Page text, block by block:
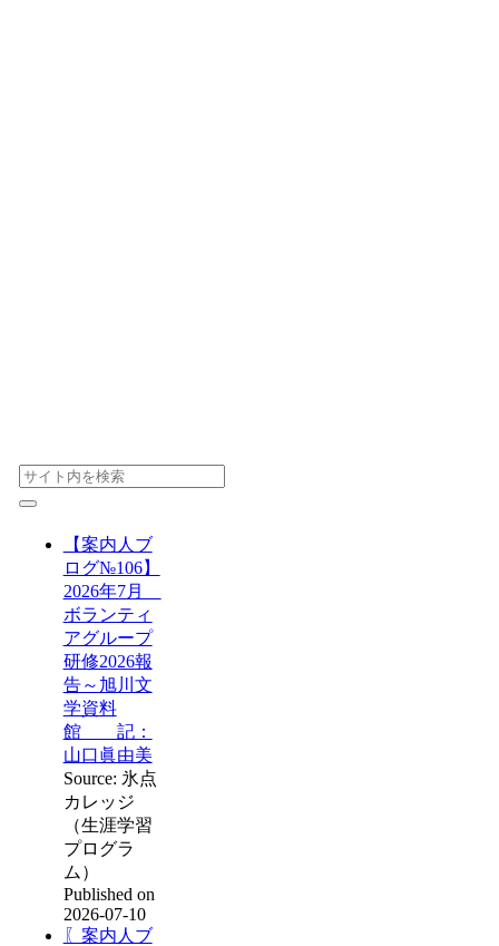
【案内人ブ
ログ№106】
2026年7月
ボランティ
アグループ
研修2026報
告～旭川文
学資料
館 記：
山口眞由美
Source: 氷点
カレッジ
（生涯学習
プログラ
ム）
Published on
2026-07-10
〖案内人ブ